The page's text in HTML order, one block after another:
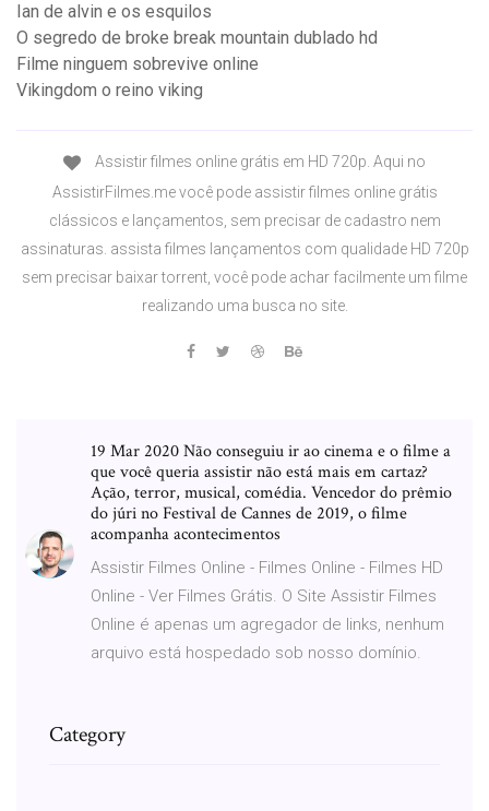
Ian de alvin e os esquilos
O segredo de broke break mountain dublado hd
Filme ninguem sobrevive online
Vikingdom o reino viking
Assistir filmes online grátis em HD 720p. Aqui no
AssistirFilmes.me você pode assistir filmes online grátis
clássicos e lançamentos, sem precisar de cadastro nem
assinaturas. assista filmes lançamentos com qualidade HD 720p
sem precisar baixar torrent, você pode achar facilmente um filme
realizando uma busca no site.
19 Mar 2020 Não conseguiu ir ao cinema e o filme a
que você queria assistir não está mais em cartaz?
Ação, terror, musical, comédia. Vencedor do prêmio
do júri no Festival de Cannes de 2019, o filme
acompanha acontecimentos
Assistir Filmes Online - Filmes Online - Filmes HD
Online - Ver Filmes Grátis. O Site Assistir Filmes
Online é apenas um agregador de links, nenhum
arquivo está hospedado sob nosso domínio.
Category